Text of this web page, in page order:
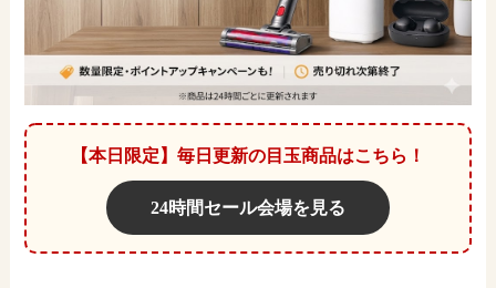
【本日限定】毎日更新の目玉商品はこちら！
24時間セール会場を見る